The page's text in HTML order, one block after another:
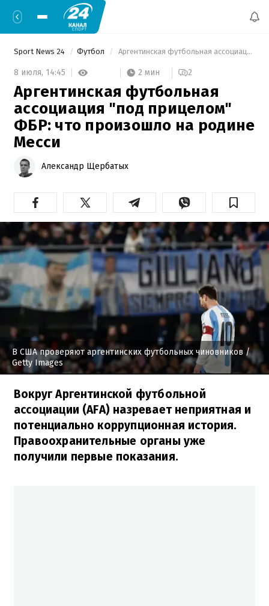
Sport News 24 Футбол Аргентинская футбольная ассоциация "под прицелом" ФБР: что произошло на родине Месси
8 июля, 14:45 2 мин 2
Аргентинская футбольная
ассоциация "под прицелом"
ФБР: что произошло на родине
Месси
Александр Щербатых
В США проверяют аргентинских футбольных чиновников /
Getty Images
Вокруг Аргентинской футбольной
ассоциации (AFA) назревает неприятная и
потенциально коррупционная история.
Правоохранительные органы уже
получили первые показания.